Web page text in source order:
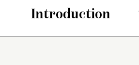
Introduction